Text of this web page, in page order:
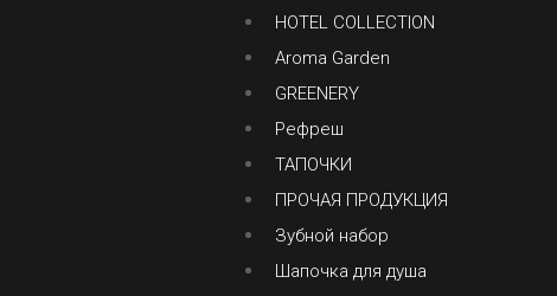
HOTEL COLLECTION
Aroma Garden
GREENERY
Рефреш
ТАПОЧКИ
ПРОЧАЯ ПРОДУКЦИЯ
Зубной набор
Шапочка для душа